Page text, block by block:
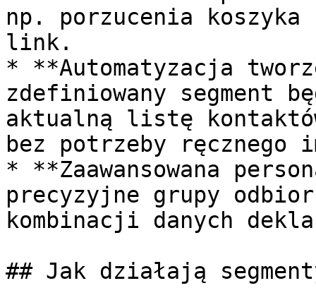
np. porzucenia
link.
* **Automatyzacja
zdefiniowany segment
aktualną listę
bez potrzeby ręcznego
* **Zaawansowana
precyzyjne grupy
kombinacji danych
## Jak działają